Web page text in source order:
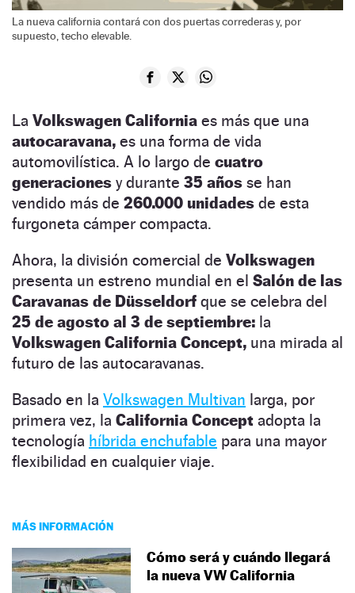
La nueva california contará con dos puertas correderas y, por
supuesto, techo elevable.
La Volkswagen California es más que una
autocaravana, es una forma de vida
automovilística. A lo largo de cuatro
generaciones y durante 35 años se han
vendido más de 260.000 unidades de esta
furgoneta cámper compacta.
Ahora, la división comercial de Volkswagen
presenta un estreno mundial en el Salón de las
Caravanas de Düsseldorf que se celebra del
25 de agosto al 3 de septiembre: la
Volkswagen California Concept, una mirada al
futuro de las autocaravanas.
Basado en la Volkswagen Multivan larga, por
primera vez, la California Concept adopta la
tecnología híbrida enchufable para una mayor
flexibilidad en cualquier viaje.
MÁS INFORMACIÓN
Cómo será y cuándo llegará
la nueva VW California